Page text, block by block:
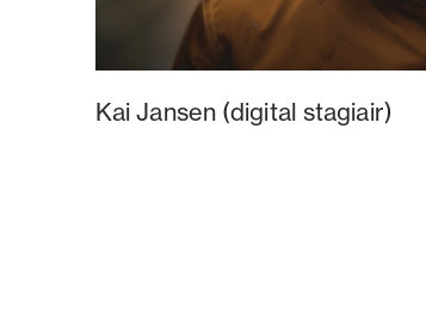
Kai Jansen (digital stagiair)